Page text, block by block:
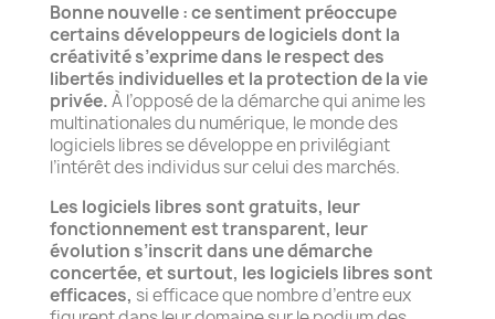
Bonne nouvelle : ce sentiment préoccupe
certains développeurs de logiciels dont la
créativité s’exprime dans le respect des
libertés individuelles et la protection de la vie
privée.À l’opposé de la démarche qui anime les
multinationales du numérique, le monde des
logiciels libres se développe en privilégiant
l’intérêt des individus sur celui des marchés.
Les logiciels libres sont gratuits, leur
fonctionnement est transparent, leur
évolution s’inscrit dans une démarche
concertée, et surtout, les logiciels libres sont
efficaces, si efficace que nombre d’entre eux